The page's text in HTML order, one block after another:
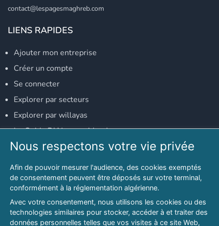
contact@lespagesmaghreb.com
LIENS RAPIDES
Ajouter mon entreprise
Créer un compte
Se connecter
Explorer par secteurs
Explorer par willayas
Le Guide D'Alger, guide-alger.com
NOS RÉSEAUX SOCIAUX
Notre page Facebook
Notre page LinkedIn
Notre page Instagram
Nous respectons votre vie privée
Afin de pouvoir mesurer l'audience, des cookies exemptés
de consentement peuvent être déposés sur votre terminal,
conformément à la réglementation algérienne.
Avec votre consentement, nous utilisons les cookies ou des
technologies similaires pour stocker, accéder à et traiter des
données personnelles telles que vos visites à ce site Web,